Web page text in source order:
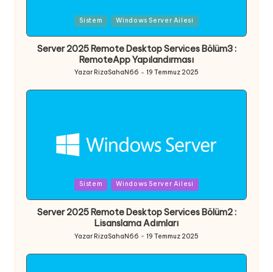
Sistem Windows Server Ailesi
Server 2025 Remote Desktop Services Bölüm3 :
RemoteApp Yapılandırması
Posted
by
Yazar RizaSahaN66 19 Temmuz 2025
Sistem Windows Server Ailesi
Server 2025 Remote Desktop Services Bölüm2 :
Lisanslama Adımları
Posted
Yazar RizaSahaN66 19 Temmuz 2025